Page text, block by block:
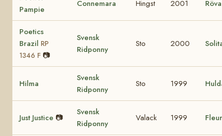
Pampie
Connemara Hingst 2001
Poetics
Brazil RP
1346 F 📷
Svensk
Ridponny
Sto 2000
Hilma
Svensk
Ridponny
Sto 1999
Just Justice 📷
Svensk
Ridponny
Valack 1999